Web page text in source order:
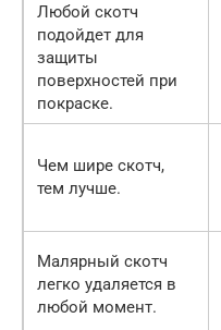
Любой скотч
подойдет для
защиты
поверхностей при
покраске.
Чем шире скотч,
тем лучше.
Малярный скотч
легко удаляется в
любой момент.